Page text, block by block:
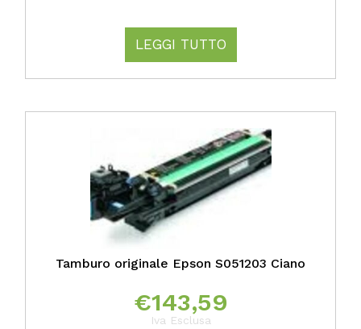
LEGGI TUTTO
Tamburo originale Epson S051203 Ciano
€143,59
Iva Esclusa